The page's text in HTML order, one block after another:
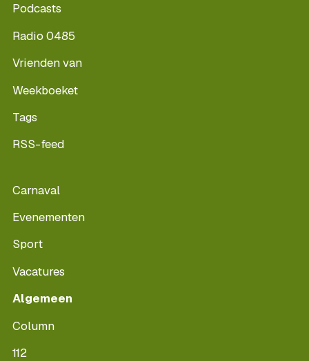
Podcasts
Radio 0485
Vrienden van
Weekboeket
Tags
RSS-feed
Carnaval
Evenementen
Sport
Vacatures
Algemeen
Column
112